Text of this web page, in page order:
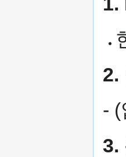
2.
- (
3.